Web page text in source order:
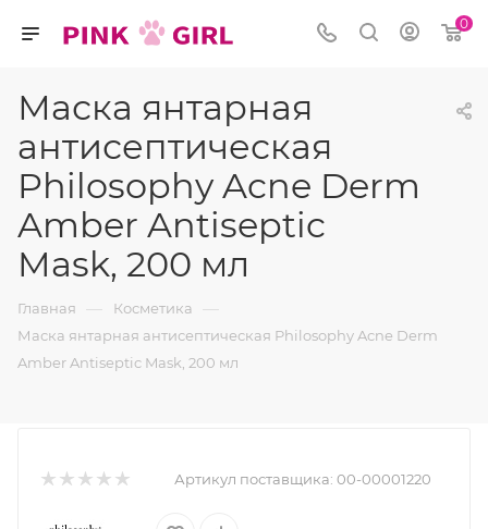
0
Маска янтарная
антисептическая
Philosophy Acne Derm
Amber Antiseptic
Mask, 200 мл
Главная — Косметика —
Маска янтарная антисептическая Philosophy Acne Derm
Amber Antiseptic Mask, 200 мл
Артикул поставщика: 00-00001220